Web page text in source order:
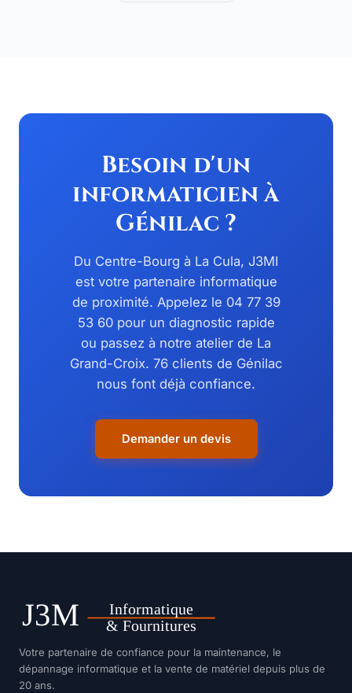
Besoin d'un
informaticien à
Génilac ?
Du Centre-Bourg à La Cula, J3MI
est votre partenaire informatique
de proximité. Appelez le 04 77 39
53 60 pour un diagnostic rapide
ou passez à notre atelier de La
Grand-Croix. 76 clients de Génilac
nous font déjà confiance.
Demander un devis
Votre partenaire de confiance pour la maintenance, le
dépannage informatique et la vente de matériel depuis plus de
20 ans.